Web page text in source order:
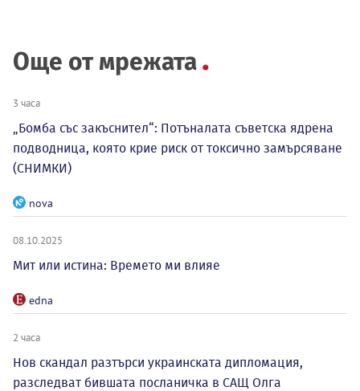
Още от мрежата
3 часа
„Бомба със закъснител“: Потъналата съветска ядрена
подводница, която крие риск от токсично замърсяване
(СНИМКИ)
nova
08.10.2025
Мит или истина: Времето ми влияе
edna
2 часа
Нов скандал разтърси украинската дипломация,
разследват бившата посланичка в САЩ Олга